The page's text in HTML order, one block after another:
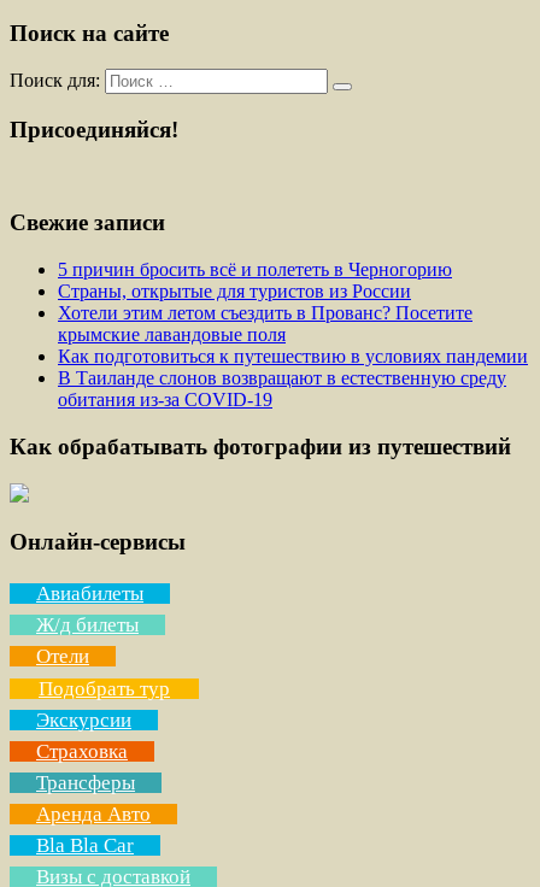
Поиск на сайте
Поиск для:
Присоединяйся!
Свежие записи
5 причин бросить всё и полететь в Черногорию
Страны, открытые для туристов из России
Хотели этим летом съездить в Прованс? Посетите
крымские лавандовые поля
Как подготовиться к путешествию в условиях пандемии
В Таиланде слонов возвращают в естественную среду
обитания из-за COVID-19
Как обрабатывать фотографии из путешествий
Онлайн-сервисы
Авиабилеты
Ж/д билеты
Отели
Подобрать тур
Экскурсии
Страховка
Трансферы
Аренда Авто
Bla Bla Car
Визы с доставкой